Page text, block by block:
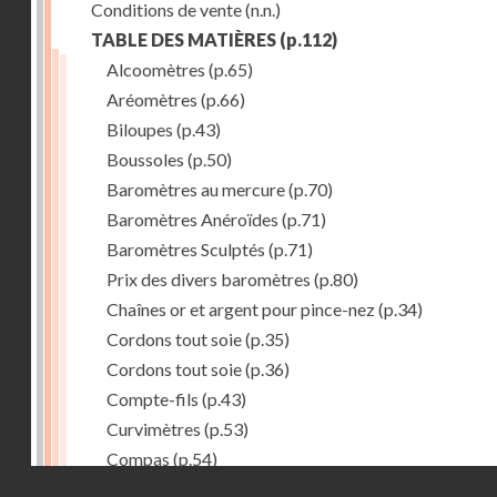
Conditions de vente(n.n.)
TABLE DES MATIÈRES (p.112)
Alcoomètres (p.65)
Aréomètres (p.66)
Biloupes (p.43)
Boussoles (p.50)
Baromètres au mercure(p.70)
Baromètres Anéroïdes (p.71)
Baromètres Sculptés (p.71)
Prix des divers baromètres (p.80)
Chaînes or et argent pour pince-nez(p.34)
Cordons tout soie(p.35)
Cordons tout soie(p.36)
Compte-fils (p.43)
Curvimètres (p.53)
Compas (p.54)